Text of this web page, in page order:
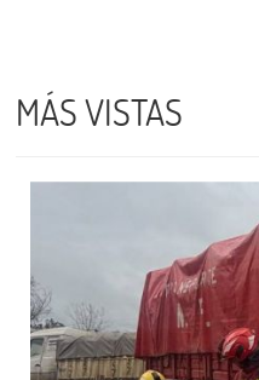
MÁS VISTAS